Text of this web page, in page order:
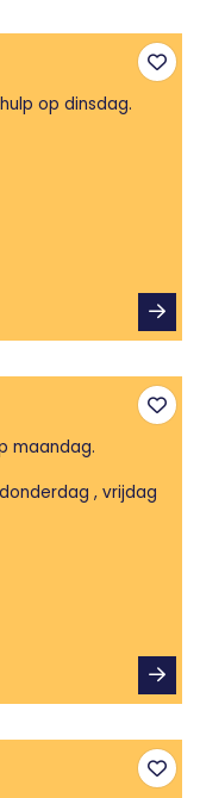
op dinsdag.
maandag.
, vrijdag